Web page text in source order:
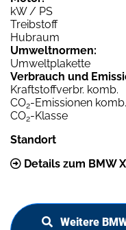
kW / PS
Treibstoff
Hubraum
Umweltnormen:
Umweltplakette
Verbrauch und
Kraftstoffverbr. komb.
CO2-Emissionen komb.
CO2-Klasse
Standort
Details zum BMW
Weitere